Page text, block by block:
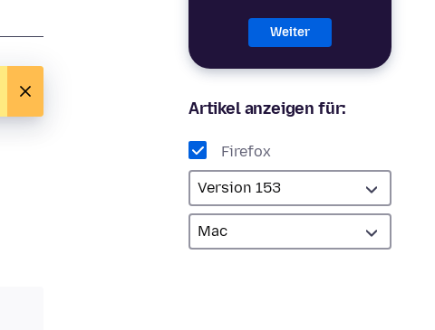
Weiter
Artikel anzeigen für:
Firefox